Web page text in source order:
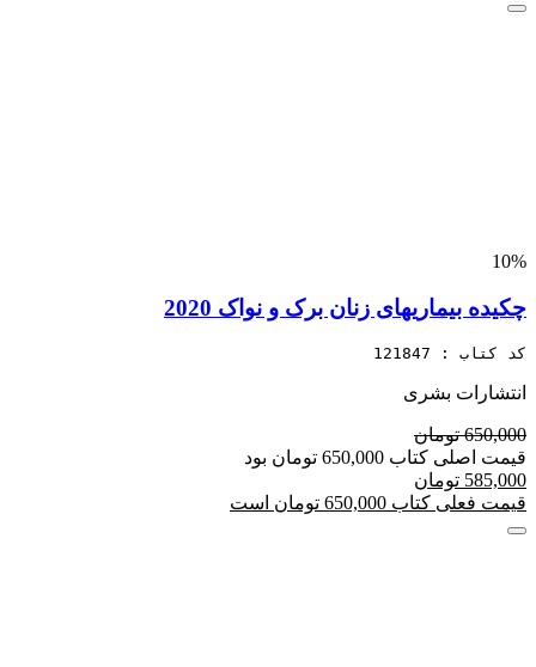
10%
چکیده بیماریهای زنان برک و نواک 2020
کد کتاب : 121847
انتشارات بشری
650,000 تومان
قیمت اصلی کتاب 650,000 تومان بود
585,000 تومان
قیمت فعلی کتاب 650,000 تومان است